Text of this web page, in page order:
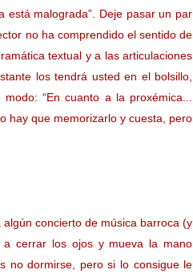
está malograda”. Deje pasar un par
no ha comprendido el sentido de
textual y a las articulaciones
los tendrá usted en el bolsillo,
“En cuanto a la proxémica...
hay que memorizarlo y cuesta, pero
concierto de música barroca (y
a cerrar los ojos y mueva la mano
no dormirse, pero si lo consigue le